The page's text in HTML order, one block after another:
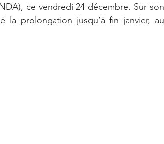
ce vendredi 24 décembre. Sur son
la prolongation jusqu’à fin janvier, au